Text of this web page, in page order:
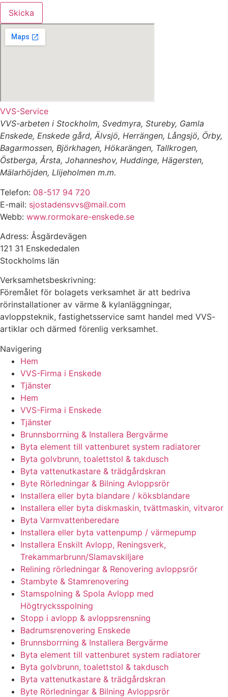
Skicka
VVS-Service
VVS-arbeten i Stockholm, Svedmyra, Stureby, Gamla
Enskede, Enskede gård, Älvsjö, Herrängen, Långsjö, Örby,
Bagarmossen, Björkhagen, Hökarängen, Tallkrogen,
Östberga, Årsta, Johanneshov, Huddinge, Hägersten,
Mälarhöjden, Llijeholmen m.m.
Telefon: 08-517 94 720
E-mail: sjostadensvvs@mail.com
Webb: www.rormokare-enskede.se
Adress: Åsgärdevägen
121 31 Enskededalen
Stockholms län
Verksamhetsbeskrivning:
Föremålet för bolagets verksamhet är att bedriva
rörinstallationer av värme & kylanläggningar,
avloppsteknik, fastighetsservice samt handel med VVS-
artiklar och därmed förenlig verksamhet.
Navigering
Hem
VVS-Firma i Enskede
Tjänster
Hem
VVS-Firma i Enskede
Tjänster
Brunnsborrning & Installera Bergvärme
Byta element till vattenburet system radiatorer
Byta golvbrunn, toalettstol & takdusch
Byta vattenutkastare & trädgårdskran
Byte Rörledningar & Bilning Avloppsrör
Installera eller byta blandare / köksblandare
Installera eller byta diskmaskin, tvättmaskin, vitvaror
Byta Varmvattenberedare
Installera eller byta vattenpump / värmepump
Installera Enskilt Avlopp, Reningsverk,
Trekammarbrunn/Slamavskiljare
Relining rörledningar & Renovering avloppsrör
Stambyte & Stamrenovering
Stamspolning & Spola Avlopp med
Högtrycksspolning
Stopp i avlopp & avloppsrensning
Badrumsrenovering Enskede
Brunnsborrning & Installera Bergvärme
Byta element till vattenburet system radiatorer
Byta golvbrunn, toalettstol & takdusch
Byta vattenutkastare & trädgårdskran
Byte Rörledningar & Bilning Avloppsrör